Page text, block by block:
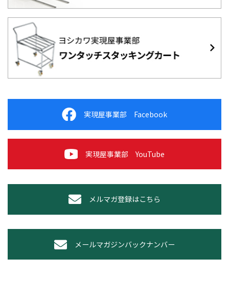
実現屋事業部 Facebook
実現屋事業部 YouTube
メルマガ登録はこちら
メールマガジンバックナンバー